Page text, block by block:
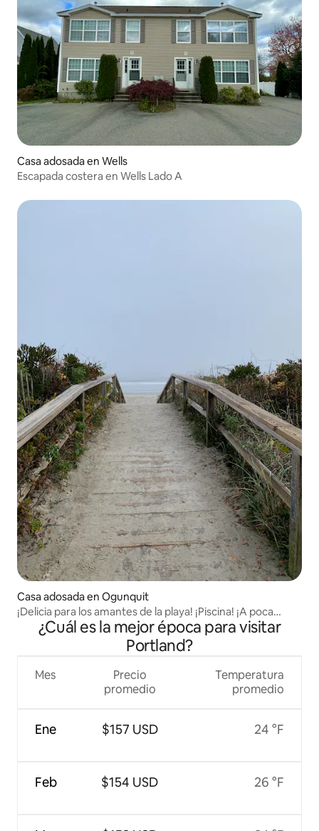
Casa adosada en Wells
Escapada costera en Wells Lado A
Casa adosada en Ogunquit
¡Delicia para los amantes de la playa! ¡Piscina! ¡A poca
distancia a pie de la playa y la ciudad!
¿Cuál es la mejor época para visitar
Portland?
Mes
Ene
Feb
Precio
promedio
$157 USD
$154 USD
Temperatura
promedio
24 °F
26 °F